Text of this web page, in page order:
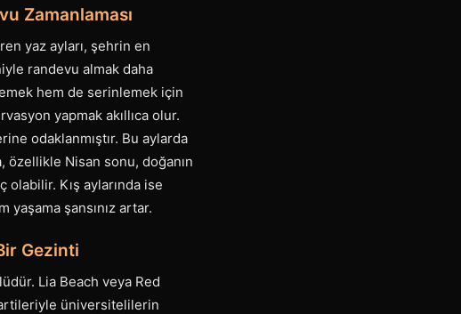
Zamanlaması
yaz ayları, şehrin en
randevu almak daha
hem de serinlemek için
yapmak akıllıca olur.
odaklanmıştır. Bu aylarda
özellikle Nisan sonu, doğanın
olabilir. Kış aylarında ise
şansınız artar.
Gezinti
Lia Beach veya Red
üniversitelilerin